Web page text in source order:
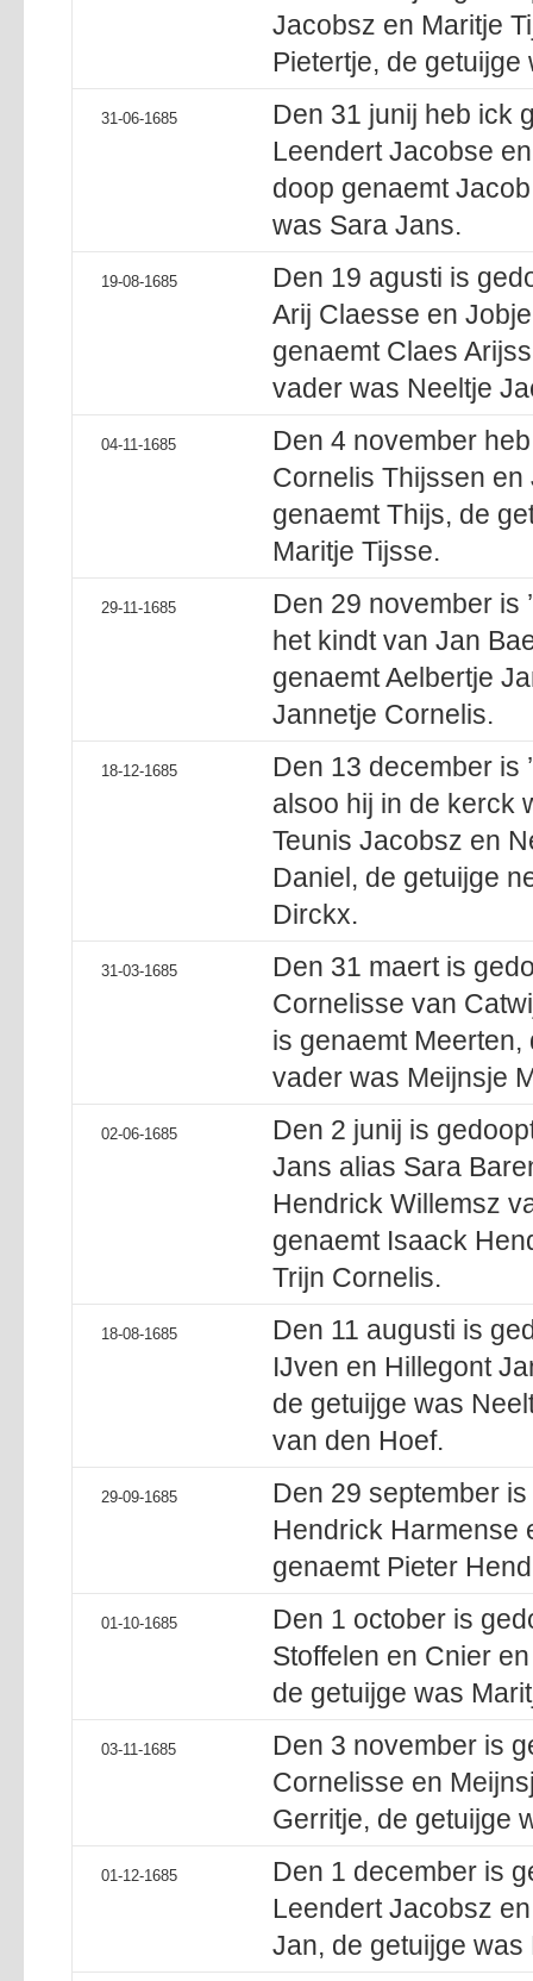
Jacobsz en Maritje
Pietertje, de
31-06-1685
Den 31 junij heb ick
Leendert Jacobse
doop genaemt
was Sara Jans.
19-08-1685
Den 19 agusti is
Arij Claesse en
genaemt Claes
vader was Neeltje
04-11-1685
Den 4 november
Cornelis Thijssen
genaemt Thijs, de
Maritje Tijsse.
29-11-1685
Den 29 november is
het kindt van Jan
genaemt Aelbertje
Jannetje Cornelis.
18-12-1685
Den 13 december is
alsoo hij in de kerck
Teunis Jacobsz en
Daniel, de getuijge
Dirckx.
31-03-1685
Den 31 maert is
Cornelisse van
is genaemt
vader was Meijnsje
02-06-1685
Den 2 junij is
Jans alias Sara
Hendrick Willemsz
genaemt Isaack
Trijn Cornelis.
18-08-1685
Den 11 augusti is
IJven en Hillegont
de getuijge was
van den Hoef.
29-09-1685
Den 29 september
Hendrick Harmense
genaemt Pieter
01-10-1685
Den 1 october is
Stoffelen en Cnier
de getuijge was
03-11-1685
Den 3 november is
Cornelisse en
Gerritje, de getuijge
01-12-1685
Den 1 december is
Leendert Jacobsz
Jan, de getuijge was